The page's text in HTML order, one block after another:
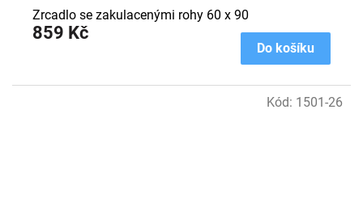
859 Kč
Do košíku
Zrcadlo se zakulacenými rohy 60 x 90
Kód: 1501-26